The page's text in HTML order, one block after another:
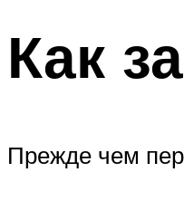
Как
Прежде чем